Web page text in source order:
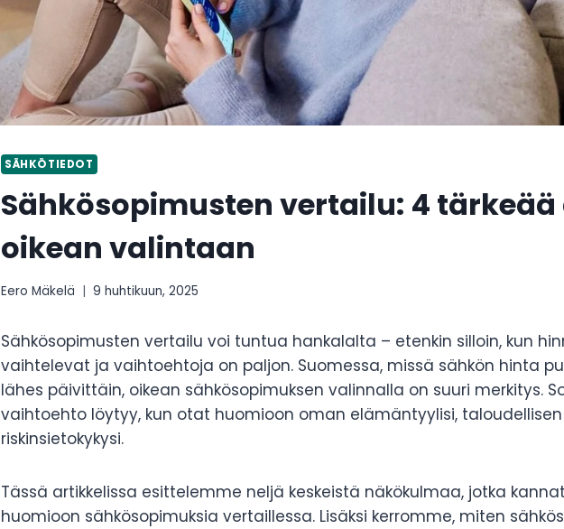
SÄHKÖTIEDOT
Sähkösopimusten vertailu: 4 tärkeää
oikean valintaan
Eero Mäkelä 9 huhtikuun, 2025
Sähkösopimusten vertailu voi tuntua hankalalta – etenkin silloin, kun
vaihtelevat ja vaihtoehtoja on paljon. Suomessa, missä sähkön hinta
lähes päivittäin, oikean sähkösopimuksen valinnalla on suuri merkitys.
vaihtoehto löytyy, kun otat huomioon oman elämäntyylisi,
riskinsietokykysi.
Tässä artikkelissa esittelemme neljä keskeistä näkökulmaa, jotka
huomioon sähkösopimuksia vertaillessa. Lisäksi kerromme, miten